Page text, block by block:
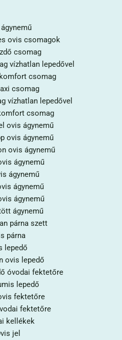
ovis csomagok
csomag
vízhatlan lepedővel
csomag
csomag
vízhatlan lepedővel
csomag
ovis ágynemű
ovis ágynemű
ovis ágynemű
ágynemű
ágynemű
ágynemű
ágynemű
ágynemű
párna szett
párna
lepedő
ovis lepedő
óvodai fektetőre
lepedő
fektetőre
fektetőre
kellékek
jel